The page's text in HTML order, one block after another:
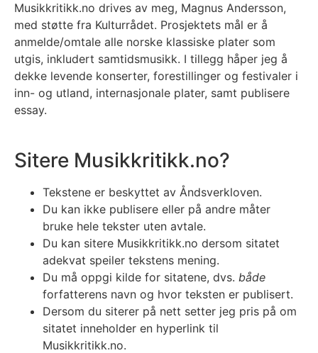
Musikkritikk.no drives av meg, Magnus Andersson,
med støtte fra Kulturrådet. Prosjektets mål er å
anmelde/omtale alle norske klassiske plater som
utgis, inkludert samtidsmusikk. I tillegg håper jeg å
dekke levende konserter, forestillinger og festivaler i
inn- og utland, internasjonale plater, samt publisere
essay.
Sitere Musikkritikk.no?
Tekstene er beskyttet av Åndsverkloven.
Du kan ikke publisere eller på andre måter
bruke hele tekster uten avtale.
Du kan sitere Musikkritikk.no dersom sitatet
adekvat speiler tekstens mening.
Du må oppgi kilde for sitatene, dvs. både
forfatterens navn og hvor teksten er publisert.
Dersom du siterer på nett setter jeg pris på om
sitatet inneholder en hyperlink til
Musikkritikk.no.